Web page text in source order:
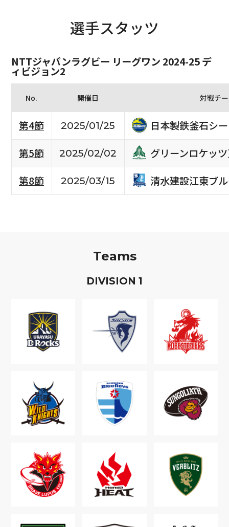
選手スタッツ
NTTジャパンラグビー リーグワン 2024-25 デ
ィビジョン2
No. 開催日 対戦チ
第4節 2025/01/25
日本製鉄釜石シ
第5節
2025/02/02
グリーンロケッ
第8節
2025/03/15 清水建設江東ブ
Teams
DIVISION 1